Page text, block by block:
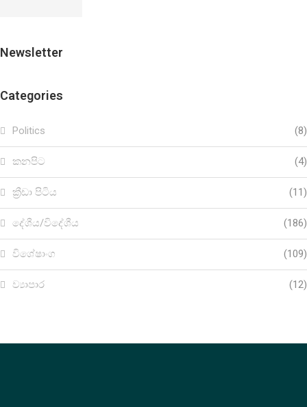
Newsletter
Categories
Politics (8)
කනපිට (4)
ක්‍රීඩා පිටිය (11)
දේශීය/විදේශීය (186)
විශේෂාංග (109)
ව්‍යාපාර (12)